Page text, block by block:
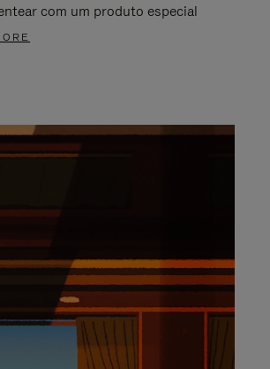
com um produto especial